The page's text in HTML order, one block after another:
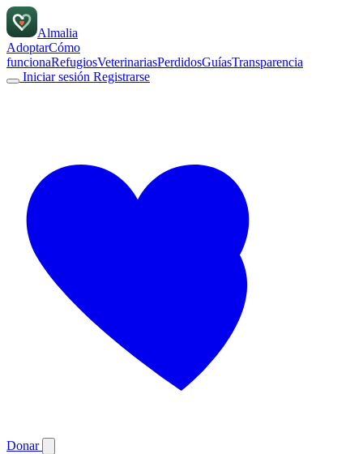
Almalia
AdoptarCómo
funcionaRefugiosVeterinariasPerdidosGuíasTransparencia
Iniciar sesión Registrarse
Donar